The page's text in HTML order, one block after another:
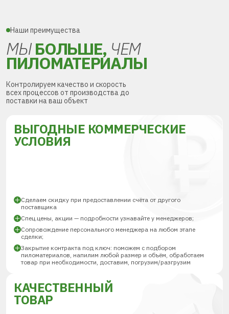
Наши преимущества
МЫБОЛЬШЕ, ЧЕМ
ПИЛОМАТЕРИАЛЫ
Контролируем качество и скорость
всех процессов от производства до
поставки на ваш объект
ВЫГОДНЫЕ КОММЕРЧЕСКИЕ
УСЛОВИЯ
Сделаем скидку при предоставлении счёта от другого
поставщика
Спец.цены, акции — подробности узнавайте у менеджеров;
Сопровождение персонального менеджера на любом этапе
сделки;
Закрытие контракта под ключ: поможем с подбором
пиломатериалов, напилим любой размер и объём, обработаем
товар при необходимости, доставим, погрузим/разгрузим
КАЧЕСТВЕННЫЙ
ТОВАР